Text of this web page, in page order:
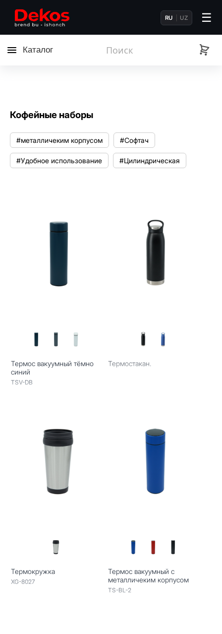
RU UZ ☰
Каталог
Кофейные наборы
#металличеким корпусом #Софтач
#Удобное использование #Цилиндрическая
Термос вакуумный тёмно
синий
TSV-DB
Термостакан.
Термокружка
XG-8027
Термос вакуумный с
металличеким корпусом
TS-BL-2